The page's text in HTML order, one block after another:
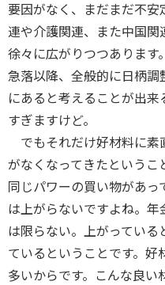
要因がなく、まだまだ不
連や介護関連、また中国
徐々に広がりつつあります
急落以降、全般的に日柄
にあると考えることが出来
すぎますけど。
でもそれだけ好材料に素
がなくなってきたというこ
同じパワーの買い物があ
は上がらないですよね。
は限らない。上がっている
ているということです。
多いからです。こんな良